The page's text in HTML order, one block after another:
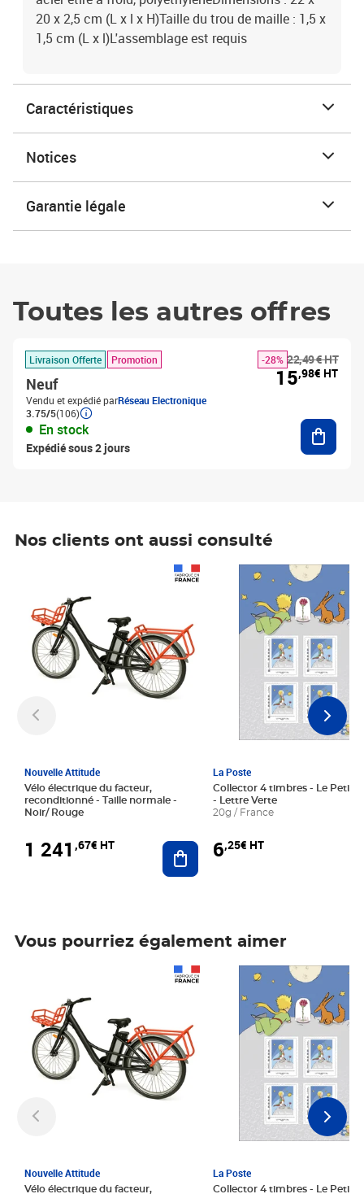
20 x 2,5 cm (L x l x H)Taille du trou de maille : 1,5 x
1,5 cm (L x l)L'assemblage est requis
Caractéristiques
Notices
Garantie légale
Toutes les autres offres
Livraison Offerte Promotion
Neuf
Vendu et expédié parRéseau Electronique
3.75/5(106)
En stock
Expédié sous 2 jours
22,49 € HT
-28%
15,98€ HT
Nos clients ont aussi consulté
Nouvelle Attitude
Vélo électrique du facteur,
reconditionné - Taille normale -
Noir/ Rouge
1 241 ,67€ HT Ajouter au panier
La Poste
Collector 4 timbres - Le Petit
- Lettre Verte
20g / France
6,25€ HT
Prix 6,25€ HT
Vous pourriez également aimer
Nouvelle Attitude
Vélo électrique du facteur,
La Poste
Collector 4 timbres - Le Petit
Prix 6,25€ HT